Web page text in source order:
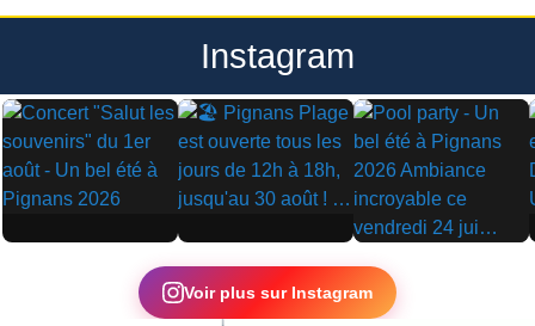
Instagram
▶ ▶
▶
Voir plus sur Instagram